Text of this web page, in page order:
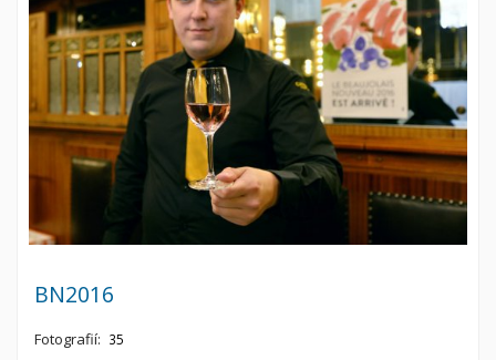
BN2016
Fotografií: 35